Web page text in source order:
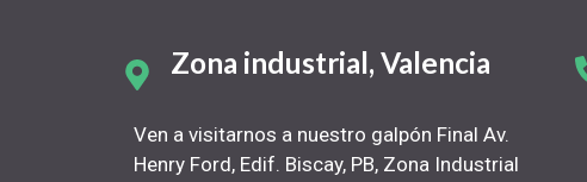
Zona industrial, Valencia
Ven a visitarnos a nuestro galpón Final Av.
Henry Ford, Edif. Biscay, PB, Zona Industrial